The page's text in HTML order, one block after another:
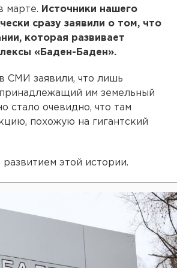
марте. Источники нашего
сразу заявили о том, что
которая развивает
«Баден-Баден».
СМИ заявили, что лишь
им земельный
стало очевидно, что там
похожую на гигантский
этой истории.